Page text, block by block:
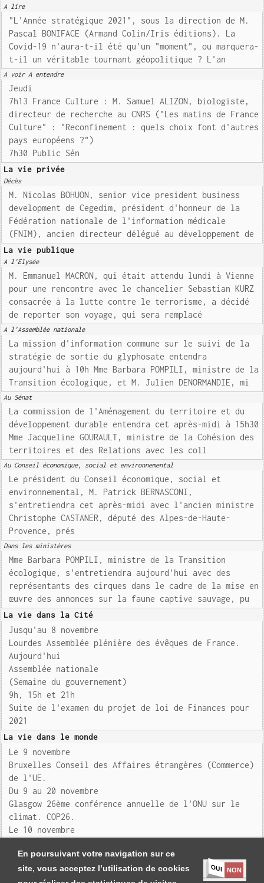
En poursuivant votre navigation sur ce
site, vous acceptez l’utilisation de cookies
OUI NON
A lire
"L'Année stratégique 2021", sous la direction de M.
Pascal BONIFACE (Armand Colin/Iris éditions). La
Covid-19 n'aura-t-il été qu'un "moment", ou marquera-
t-il un véritable tournant géopolitique ? L'an
A voir A entendre
Jeudi
7h13 France Culture : M. Samuel ALIZON, biologiste,
directeur de recherche au CNRS ("Les matins de France
Culture" : "Reconfinement : quels choix font d'autres
pays européens ?")
7h30 Public Sén
La vie privée
Décès
M. Nicolas BOHUON, senior vice president business
development de Cegedim, président d'honneur de la
Fédération nationale de l'information médicale
(FNIM), ancien directeur délégué au développement de
La vie publique
A l'Elysée
M. Emmanuel MACRON, qui était attendu lundi à Vienne
pour une rencontre avec le chancelier Sebastian KURZ
consacrée à la lutte contre le terrorisme, a décidé
de reporter son voyage, qui sera remplacé
A l'Assemblée nationale
La mission d'information commune sur le suivi de la
stratégie de sortie du glyphosate entendra
aujourd'hui à 10h Mme Barbara POMPILI, ministre de la
Transition écologique, et M. Julien DENORMANDIE, mi
Au Sénat
La commission de l'Aménagement du territoire et du
développement durable entendra cet après-midi à 15h30
Mme Jacqueline GOURAULT, ministre de la Cohésion des
territoires et des Relations avec les coll
Au Conseil économique, social et environnemental
Le président du Conseil économique, social et
environnemental, M. Patrick BERNASCONI,
s'entretiendra cet après-midi avec l'ancien ministre
Christophe CASTANER, député des Alpes-de-Haute-
Provence, prés
Dans les ministères
Mme Barbara POMPILI, ministre de la Transition
écologique, s'entretiendra aujourd'hui avec des
représentants des cirques dans le cadre de la mise en
œuvre des annonces sur la faune captive sauvage, pu
La vie dans la Cité
Jusqu'au 8 novembre
Lourdes Assemblée plénière des évêques de France.
Aujourd'hui
Assemblée nationale
(Semaine du gouvernement)
9h, 15h et 21h
Suite de l'examen du projet de loi de Finances pour
2021
La vie dans le monde
Le 9 novembre
Bruxelles Conseil des Affaires étrangères (Commerce)
de l'UE.
Du 9 au 20 novembre
Glasgow 26ème conférence annuelle de l'ONU sur le
climat. COP26.
Le 10 novembre